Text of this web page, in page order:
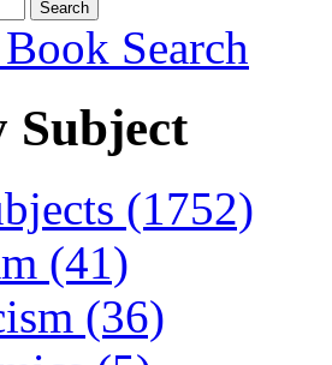
Search
Search
Subject
(1752)
(41)
(36)